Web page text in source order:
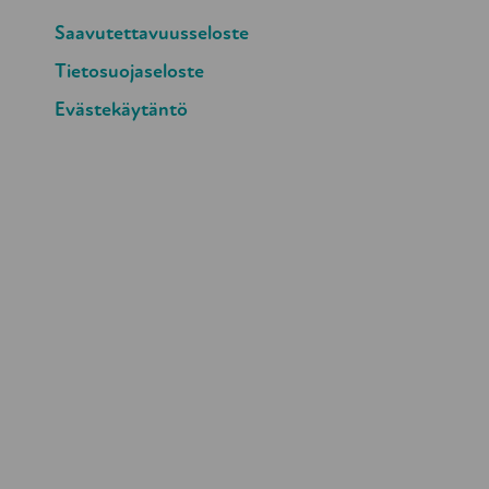
Saavutettavuusseloste
Tietosuojaseloste
Evästekäytäntö